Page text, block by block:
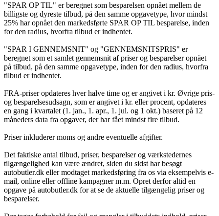
"SPAR OP TIL" er beregnet som besparelsen opnået mellem de
billigste og dyreste tilbud, på den samme opgavetype, hvor mindst
25% har opnået den markedsførte SPAR OP TIL besparelse, inden
for den radius, hvorfra tilbud er indhentet.
"SPAR I GENNEMSNIT" og "GENNEMSNITSPRIS" er
beregnet som et samlet gennemsnit af priser og besparelser opnået
på tilbud, på den samme opgavetype, inden for den radius, hvorfra
tilbud er indhentet.
FRA-priser opdateres hver halve time og er angivet i kr. Øvrige pris-
og besparelsesudsagn, som er angivet i kr. eller procent, opdateres
en gang i kvartalet (1. jan., 1. apr., 1. jul. og 1 okt.) baseret på 12
måneders data fra opgaver, der har fået mindst fire tilbud.
Priser inkluderer moms og andre eventuelle afgifter.
Det faktiske antal tilbud, priser, besparelser og værkstedernes
tilgængelighed kan være ændret, siden du sidst har besøgt
autobutler.dk eller modtaget markedsføring fra os via eksempelvis e-
mail, online eller offline kampagner m.m. Opret derfor altid en
opgave på autobutler.dk for at se de aktuelle tilgængelig priser og
besparelser.